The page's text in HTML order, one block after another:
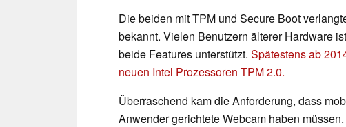
Die beiden mit TPM und Secure Boot
bekannt. Vielen Benutzern älterer Hardware
beide Features unterstützt. Spätestens ab
neuen Intel Prozessoren TPM 2.0.
Überraschend kam die Anforderung, dass
Anwender gerichtete Webcam haben